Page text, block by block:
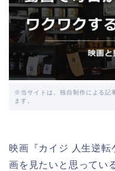
※当サイトは、独自制作による記
ます。
映画『カイジ 人生逆
画を見たいと思ってい